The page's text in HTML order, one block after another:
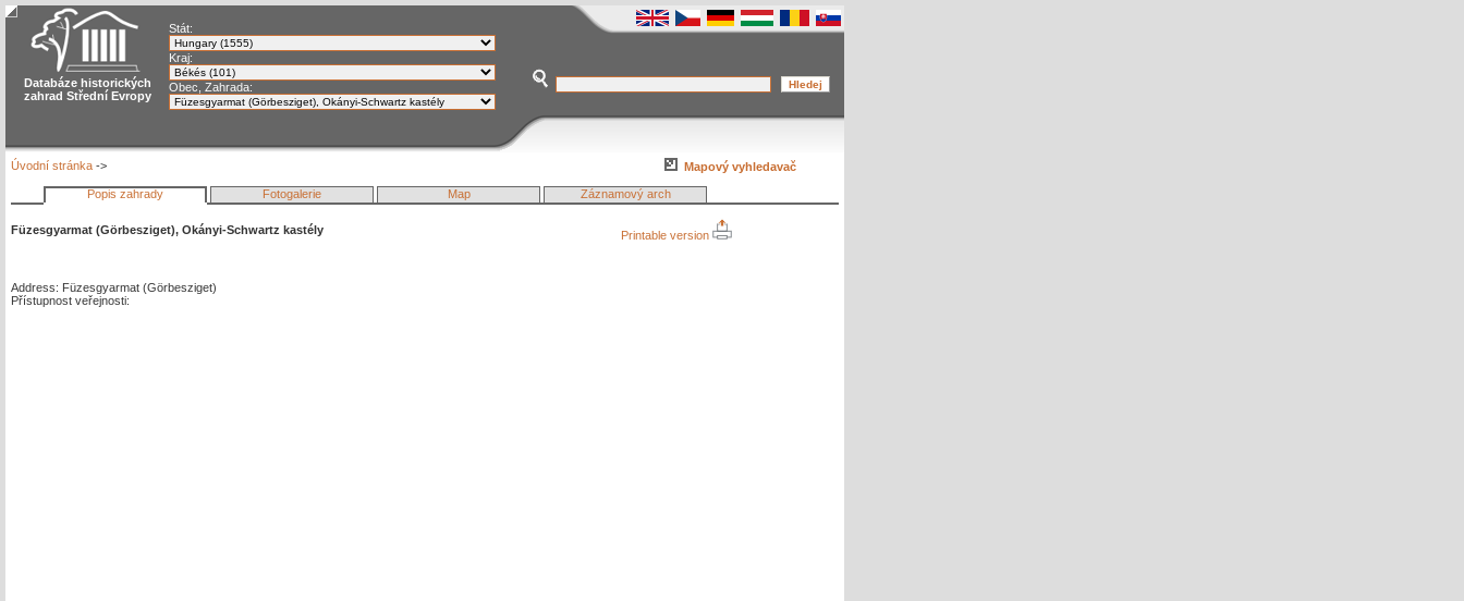
Databáze historických
zahrad Střední Evropy
Stát:
Kraj:
Obec, Zahrada:
Úvodní stránka -> Mapový vyhledavač
Popis zahrady Fotogalerie Map Záznamový arch
Füzesgyarmat (Görbesziget), Okányi-Schwartz kastély Printable version
Address: Füzesgyarmat (Görbesziget)
Přístupnost veřejnosti: